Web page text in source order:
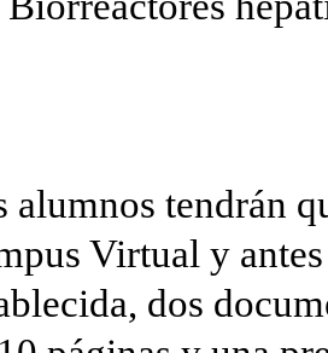
alumnos tendrán
Virtual y
dos